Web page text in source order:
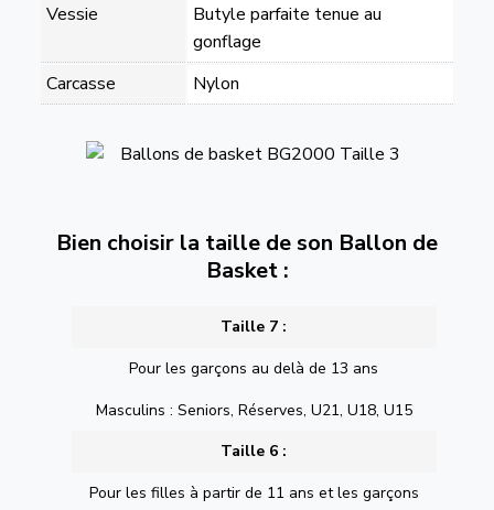
Vessie
Butyle parfaite tenue au
gonflage
Carcasse
Nylon
Bien choisir la taille de son Ballon de
Basket :
Taille 7 :
Pour les garçons au delà de 13 ans
Masculins : Seniors, Réserves, U21, U18, U15
Taille 6 :
Pour les filles à partir de 11 ans et les garçons